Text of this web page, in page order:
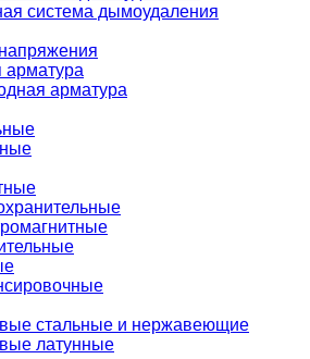
система дымоудаления
арматура
арматура
стальные и нержавеющие
латунные